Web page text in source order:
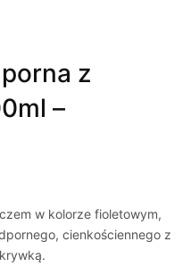
z
–
w kolorze fioletowym,
cienkościennego z